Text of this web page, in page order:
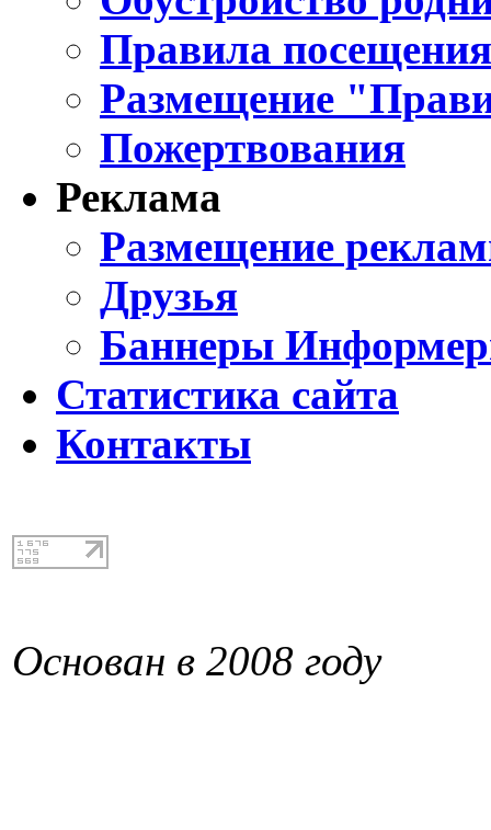
Правила
Размещение
Пожертвования
Реклама
Размещение
Друзья
Баннеры
Статистика сайта
Контакты
Основан в 2008 году